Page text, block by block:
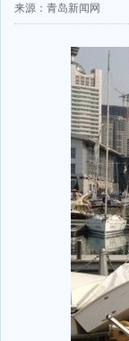
来源：青岛新闻网